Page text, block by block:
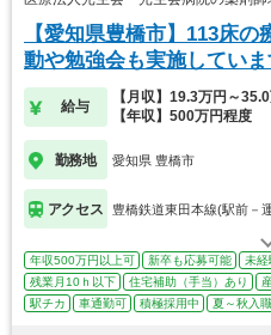
【愛知県豊橋市】113床
動や勉強会も実施していま
給与
【月収】19.3万円～
【年収】500万円程度
勤務地 愛知県 豊橋市
アクセス 豊橋鉄道東田本線(駅前－
年収500万円以上可 新卒も応募可能 未経
残業月10ｈ以下
住宅補助（手当）あり
駅チカ
車通勤可 積極採用中 夏～秋入